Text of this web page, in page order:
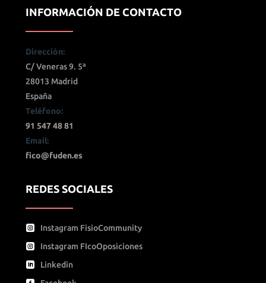
INFORMACIÓN DE CONTACTO
Dirección:
C/ Veneras 9. 5ª
28013 Madrid
España
Teléfono:
91 547 48 81
Email:
fico@fuden.es
REDES SOCIALES
Instagram FisioCommunity
Instagram FIcoOposiciones
Linkedin